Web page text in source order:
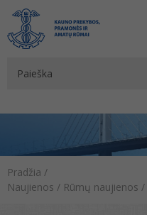
Pradžia /
Naujienos / Rūmų naujienos /